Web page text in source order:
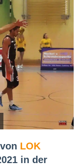
LOK
in der